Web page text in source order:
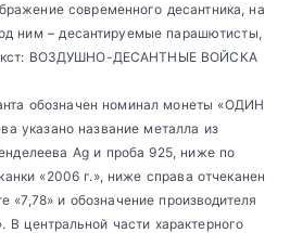
современного десантника, на
ним – десантируемые парашютисты,
ВОЗДУШНО-ДЕСАНТНЫЕ ВОЙСКА
обозначен номинал монеты «ОДИН
указано название металла из
Ag и проба 925, ниже по
«2006 г.», ниже справа отчеканен
«7,78» и обозначение производителя
центральной части характерного